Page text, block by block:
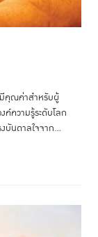
มีคุณค่าสำหรับผู้
ความรู้ระดับโลก
บันดาลใจจาก...